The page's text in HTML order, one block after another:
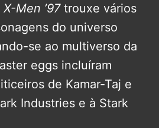
X-Men ’97trouxe vários
do universo
se ao multiverso da
eggs incluíram
de Kamar-Taj e
Industries e à Stark